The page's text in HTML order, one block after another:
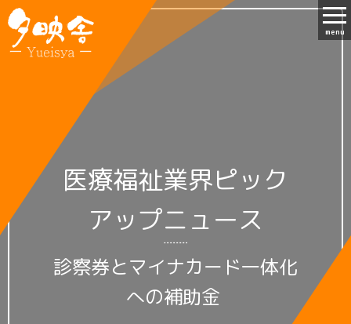
医療福祉業界ピック
アップニュース
診察券とマイナカード一体化
への補助金
menu